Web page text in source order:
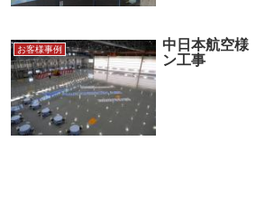
お客様事例
中日本航空
ン工事